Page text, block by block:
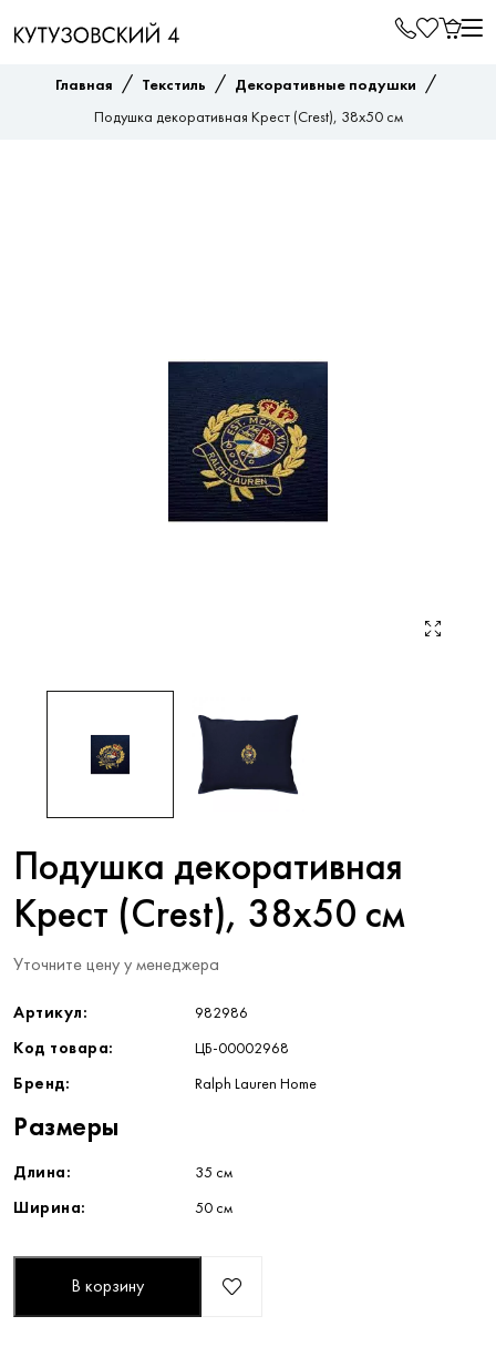
Главная / Текстиль / Декоративные подушки /
Подушка декоративная Крест (Crest), 38х50 см
Подушка декоративная
Крест (Crest), 38х50 см
Уточните цену у менеджера
Артикул: 982986
Код товара: ЦБ-00002968
Бренд: Ralph Lauren Home
Размеры
Длина: 35 см
Ширина: 50 см
В корзину